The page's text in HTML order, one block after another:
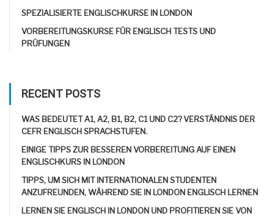
SPEZIALISIERTE ENGLISCHKURSE IN LONDON
VORBEREITUNGSKURSE FÜR ENGLISCH TESTS UND
PRÜFUNGEN
RECENT POSTS
WAS BEDEUTET A1, A2, B1, B2, C1 UND C2? VERSTÄNDNIS DER
CEFR ENGLISCH SPRACHSTUFEN.
EINIGE TIPPS ZUR BESSEREN VORBEREITUNG AUF EINEN
ENGLISCHKURS IN LONDON
TIPPS, UM SICH MIT INTERNATIONALEN STUDENTEN
ANZUFREUNDEN, WÄHREND SIE IN LONDON ENGLISCH LERNEN
LERNEN SIE ENGLISCH IN LONDON UND PROFITIEREN SIE VON